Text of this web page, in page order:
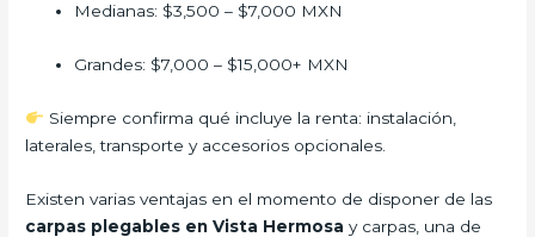
Medianas: $3,500 – $7,000 MXN
Grandes: $7,000 – $15,000+ MXN
Siempre confirma qué incluye la renta: instalación,
laterales, transporte y accesorios opcionales.
Existen varias ventajas en el momento de disponer de las
carpas plegables en Vista Hermosa y carpas, una de